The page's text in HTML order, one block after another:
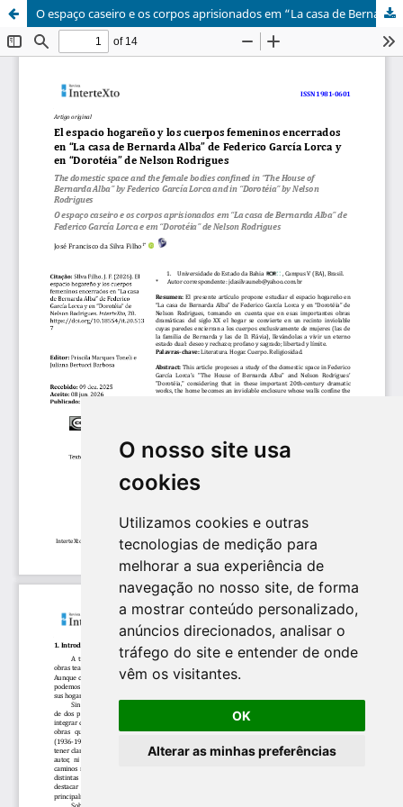
O nosso site usa
cookies
Utilizamos cookies e outras
tecnologias de medição para
melhorar a sua experiência de
navegação no nosso site, de forma
a mostrar conteúdo personalizado,
anúncios direcionados, analisar o
tráfego do site e entender de onde
vêm os visitantes.
OK
Alterar as minhas preferências
O espaço caseiro e os corpos aprisionados em “La casa de Bernarda Alba” de Federico García Lorca e em “Dorotéia” de Nelson Rodrigues